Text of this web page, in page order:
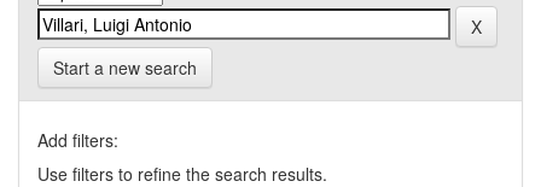
Start a new search
Add filters:
Use filters to refine the search results.